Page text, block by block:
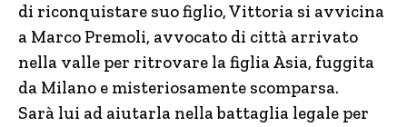
di riconquistare suo figlio, Vittoria si avvicina
a Marco Premoli, avvocato di città arrivato
nella valle per ritrovare la figlia Asia, fuggita
da Milano e misteriosamente scomparsa.
Sarà lui ad aiutarla nella battaglia legale per